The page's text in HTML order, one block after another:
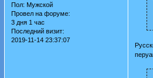
Пол: Мужской
Провел на форуме:
3 дня 1 час
Последний визит:
2019-11-14 23:37:07